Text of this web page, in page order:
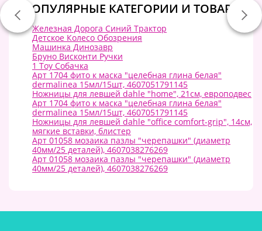
ПОПУЛЯРНЫЕ КАТЕГОРИИ И ТОВАРЫ:
Железная Дорога Синий Трактор
Детское Колесо Обозрения
Машинка Динозавр
Бруно Висконти Ручки
1 Toy Собачка
Арт 1704 фито к маска "целебная глина белая"
dermalinea 15мл/15шт, 4607051791145
Ножницы для левшей dahle "home", 21см, европодвес
Арт 1704 фито к маска "целебная глина белая"
dermalinea 15мл/15шт, 4607051791145
Ножницы для левшей dahle "office comfort-grip", 14см,
мягкие вставки, блистер
Арт 01058 мозаика пазлы "черепашки" (диаметр
40мм/25 деталей), 4607038276269
Арт 01058 мозаика пазлы "черепашки" (диаметр
40мм/25 деталей), 4607038276269